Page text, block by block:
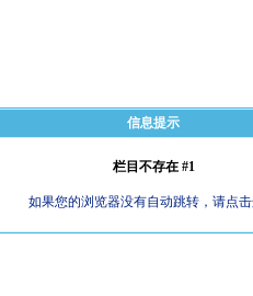
信息提示
栏目不存在 #1
如果您的浏览器没有自动跳转，请点